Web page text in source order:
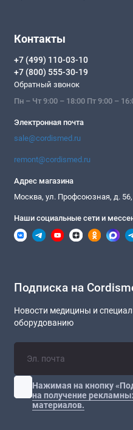
Контакты
+7 (499) 110-03-10
+7 (800) 555-30-19
Обратный звонок
Пн – Чт 9:00 – 18:00 Пт 9:00 –
Электронная почта
sale@cordismed.ru
remont@cordismed.ru
Адрес магазина
Москва, ул. Профсоюзная, д.
Наши социальные сети и
Подписка на
Новости медицины и
оборудованию
Нажимая на кнопку
на получение
материалов.